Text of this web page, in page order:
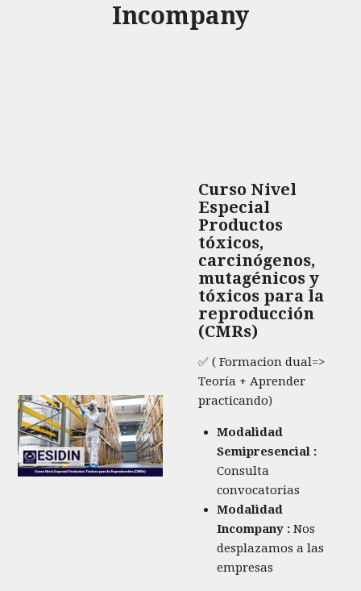
Incompany
Curso Nivel
Especial
Productos
tóxicos,
carcinógenos,
mutagénicos y
tóxicos para la
reproducción
(CMRs)
✅ ( Formacion dual=>
Teoría + Aprender
practicando)
Modalidad
Semipresencial :
Consulta
convocatorias
Modalidad
Incompany : Nos
desplazamos a las
empresas